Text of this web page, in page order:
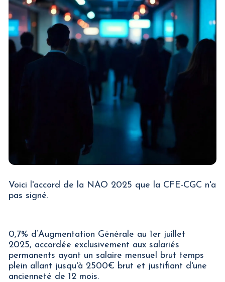
Voici l'accord de la NAO 2025 que la CFE-CGC n'a
pas signé.
0,7% d’Augmentation Générale au 1er juillet
2025, accordée exclusivement aux salariés
permanents ayant un salaire mensuel brut temps
plein allant jusqu'à 2500€ brut et justifiant d'une
ancienneté de 12 mois.